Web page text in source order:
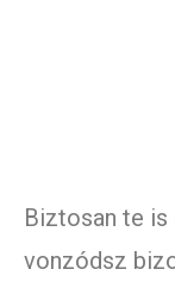
Biztosan te is
vonzódsz